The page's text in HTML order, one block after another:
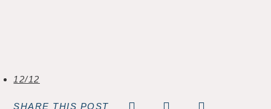
12/12
SHARE THIS POST